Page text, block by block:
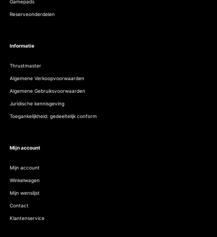
Gamepads
Reserveonderdelen
Informatie
Thrustmaster
Algemene Verkoopvoorwaarden
Algemene Gebruiksvoorwaarden
Juridische kennisgeving
Toegankelijkheid: gedeeltelijk conform
Mijn account
Mijn account
Winkelwagen
Mijn wenslijst
Contact
Klantenservice